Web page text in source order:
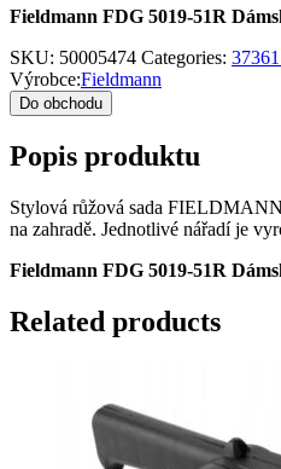
Fieldmann FDG 5019-51R
SKU: 50005474 Categories:
Výrobce:Fieldmann
Do obchodu
Popis produktu
Stylová růžová sada
na zahradě. Jednotlivé nářadí je
Fieldmann FDG 5019-51R
Related products